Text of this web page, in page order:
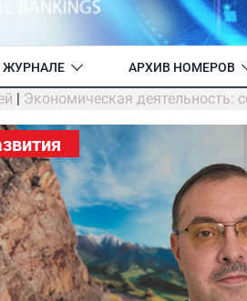
ЖУРНАЛЕ АРХИВ НОМЕРОВ
| Экономическая деятельность: